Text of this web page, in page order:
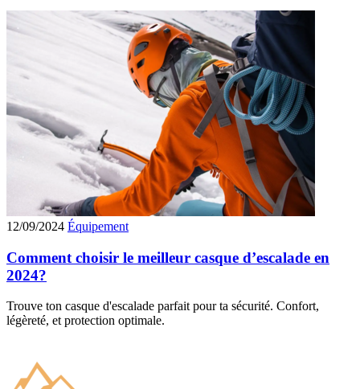
12/09/2024 Équipement
Comment choisir le meilleur casque d’escalade en
2024?
Trouve ton casque d'escalade parfait pour ta sécurité. Confort,
légèreté, et protection optimale.